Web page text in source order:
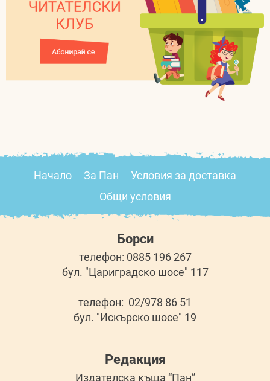
Начало За Пан
Условия за доставка
Общи условия
Борси
телефон: 0885 196 267
бул. "Цариградско шосе" 117
телефон: 02/978 86 51
бул. "Искърско шосе" 19
Редакция
Издателска къща “Пан”